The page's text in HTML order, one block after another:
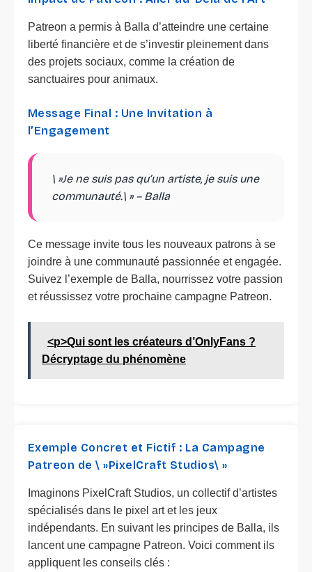
Patreon a permis à Balla d’atteindre une certaine
liberté financière et de s’investir pleinement dans
des projets sociaux, comme la création de
sanctuaires pour animaux.
Message Final : Une Invitation à
l’Engagement
\ »Je ne suis pas qu’un artiste, je suis une
communauté.\ » – Balla
Ce message invite tous les nouveaux patrons à se
joindre à une communauté passionnée et engagée.
Suivez l’exemple de Balla, nourrissez votre passion
et réussissez votre prochaine campagne Patreon.
<p>Qui sont les créateurs d’OnlyFans ?
Décryptage du phénomène
Exemple Concret et Fictif : La Campagne
Patreon de \ »PixelCraft Studios\ »
Imaginons PixelCraft Studios, un collectif d’artistes
spécialisés dans le pixel art et les jeux
indépendants. En suivant les principes de Balla, ils
lancent une campagne Patreon. Voici comment ils
appliquent les conseils clés :